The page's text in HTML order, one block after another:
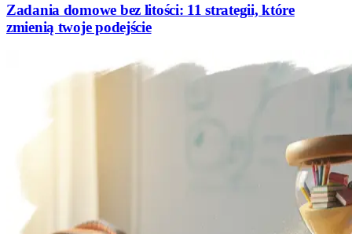
Zadania domowe bez litości: 11 strategii, które
zmienią twoje podejście